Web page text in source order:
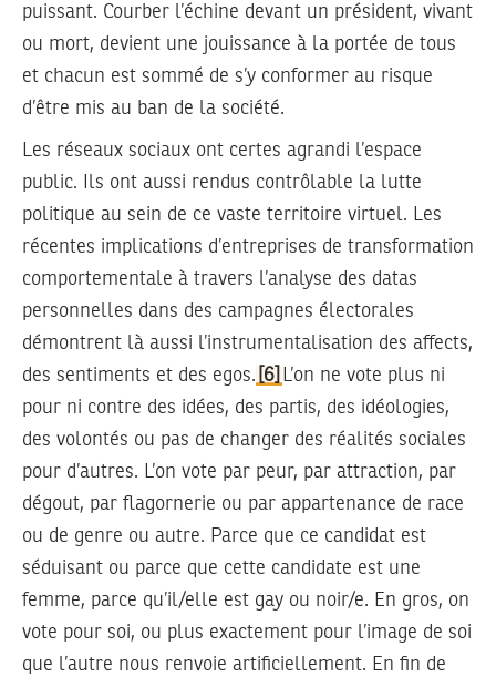
puissant. Courber l’échine devant un président, vivant
ou mort, devient une jouissance à la portée de tous
et chacun est sommé de s’y conformer au risque
d’être mis au ban de la société.
Les réseaux sociaux ont certes agrandi l’espace
public. Ils ont aussi rendus contrôlable la lutte
politique au sein de ce vaste territoire virtuel. Les
récentes implications d’entreprises de transformation
comportementale à travers l’analyse des datas
personnelles dans des campagnes électorales
démontrent là aussi l’instrumentalisation des affects,
des sentiments et des egos. [6] L’on ne vote plus ni
pour ni contre des idées, des partis, des idéologies,
des volontés ou pas de changer des réalités sociales
pour d’autres. L’on vote par peur, par attraction, par
dégout, par flagornerie ou par appartenance de race
ou de genre ou autre. Parce que ce candidat est
séduisant ou parce que cette candidate est une
femme, parce qu’il/elle est gay ou noir/e. En gros, on
vote pour soi, ou plus exactement pour l’image de soi
que l’autre nous renvoie artificiellement. En fin de